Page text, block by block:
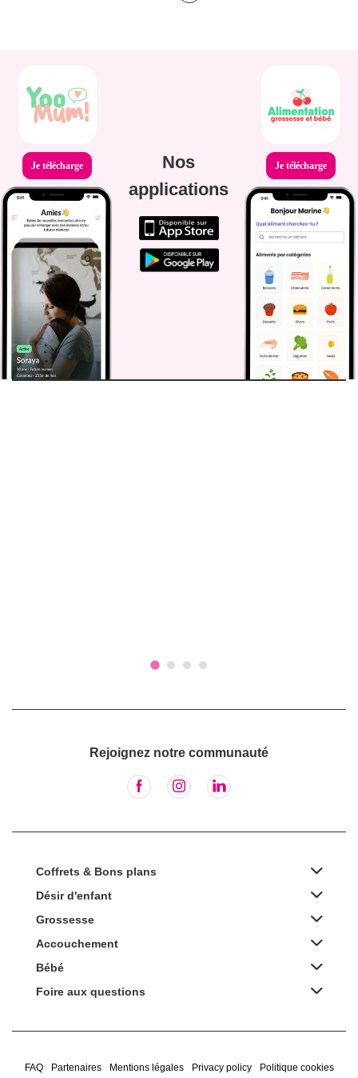
Je télécharge
Nos
applications
Je télécharge
Rejoignez notre communauté
Coffrets & Bons plans
Désir d'enfant
Grossesse
Accouchement
Bébé
Foire aux questions
FAQ Partenaires Mentions légales Privacy policy Politique cookies